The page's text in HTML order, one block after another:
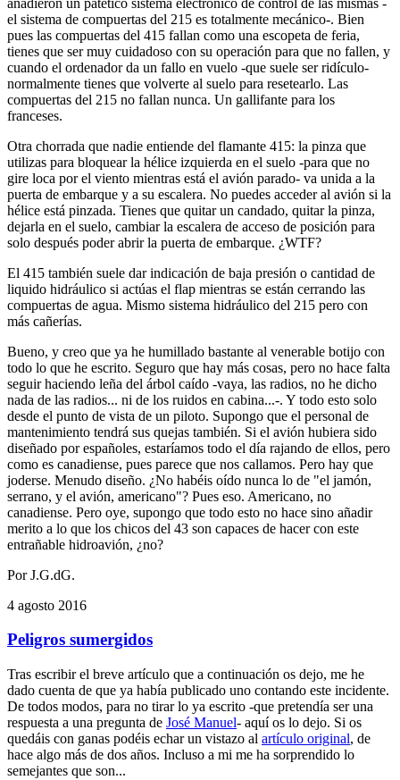
el sistema de compuertas del 215 es totalmente mecánico-. Bien
pues las compuertas del 415 fallan como una escopeta de feria,
tienes que ser muy cuidadoso con su operación para que no fallen, y
cuando el ordenador da un fallo en vuelo -que suele ser ridículo-
normalmente tienes que volverte al suelo para resetearlo. Las
compuertas del 215 no fallan nunca. Un gallifante para los
franceses.
Otra chorrada que nadie entiende del flamante 415: la pinza que
utilizas para bloquear la hélice izquierda en el suelo -para que no
gire loca por el viento mientras está el avión parado- va unida a la
puerta de embarque y a su escalera. No puedes acceder al avión si la
hélice está pinzada. Tienes que quitar un candado, quitar la pinza,
dejarla en el suelo, cambiar la escalera de acceso de posición para
solo después poder abrir la puerta de embarque. ¿WTF?
El 415 también suele dar indicación de baja presión o cantidad de
liquido hidráulico si actúas el flap mientras se están cerrando las
compuertas de agua. Mismo sistema hidráulico del 215 pero con
más cañerías.
Bueno, y creo que ya he humillado bastante al venerable botijo con
todo lo que he escrito. Seguro que hay más cosas, pero no hace falta
seguir haciendo leña del árbol caído -vaya, las radios, no he dicho
nada de las radios... ni de los ruidos en cabina...-. Y todo esto solo
desde el punto de vista de un piloto. Supongo que el personal de
mantenimiento tendrá sus quejas también. Si el avión hubiera sido
diseñado por españoles, estaríamos todo el día rajando de ellos, pero
como es canadiense, pues parece que nos callamos. Pero hay que
joderse. Menudo diseño. ¿No habéis oído nunca lo de "el jamón,
serrano, y el avión, americano"? Pues eso. Americano, no
canadiense. Pero oye, supongo que todo esto no hace sino añadir
merito a lo que los chicos del 43 son capaces de hacer con este
entrañable hidroavión, ¿no?
Por J.G.dG.
4 agosto 2016
Peligros sumergidos
Tras escribir el breve artículo que a continuación os dejo, me he
dado cuenta de que ya había publicado uno contando este incidente.
De todos modos, para no tirar lo ya escrito -que pretendía ser una
respuesta a una pregunta de José Manuel- aquí os lo dejo. Si os
quedáis con ganas podéis echar un vistazo al artículo original, de
hace algo más de dos años. Incluso a mi me ha sorprendido lo
semejantes que son...